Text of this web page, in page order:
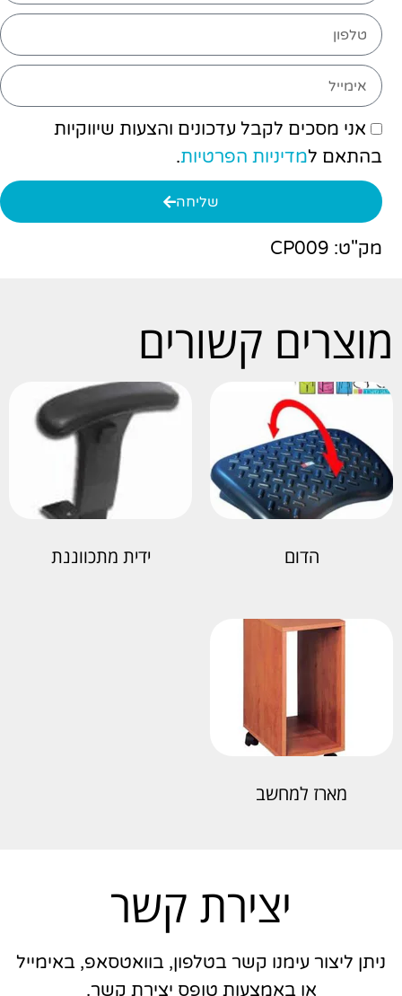
אני מסכים לקבל עדכונים והצעות שיווקיות
בהתאם למדיניות הפרטיות.
שליחה
מק"ט: CP009
מוצרים קשורים
הדום ידית מתכווננת
מארז למחשב
יצירת קשר
ניתן ליצור עימנו קשר בטלפון, בוואטסאפ, באימייל
או באמצעות טופס יצירת קשר.